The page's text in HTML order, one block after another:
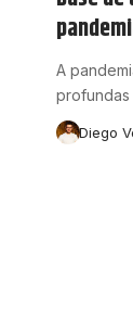
A
Diego